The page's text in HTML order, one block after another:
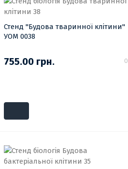
Стенд "Будова тваринної клітини"
УОМ 0038
755.00 грн. 0